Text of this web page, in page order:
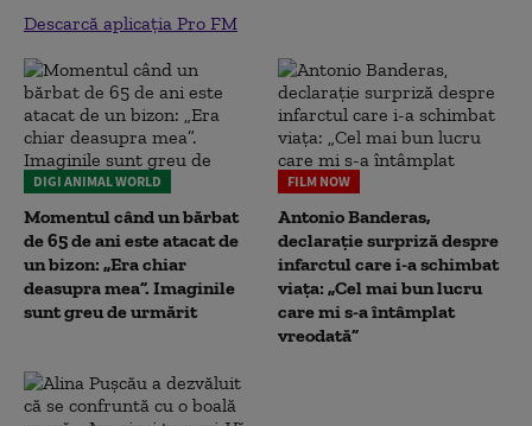
Descarcă aplicația Pro FM
DIGI ANIMAL WORLD
Momentul când un bărbat
de 65 de ani este atacat de
un bizon: „Era chiar
deasupra mea”. Imaginile
sunt greu de urmărit
FILM NOW
Antonio Banderas,
declarație surpriză despre
infarctul care i-a schimbat
viața: „Cel mai bun lucru
care mi s-a întâmplat
vreodată”